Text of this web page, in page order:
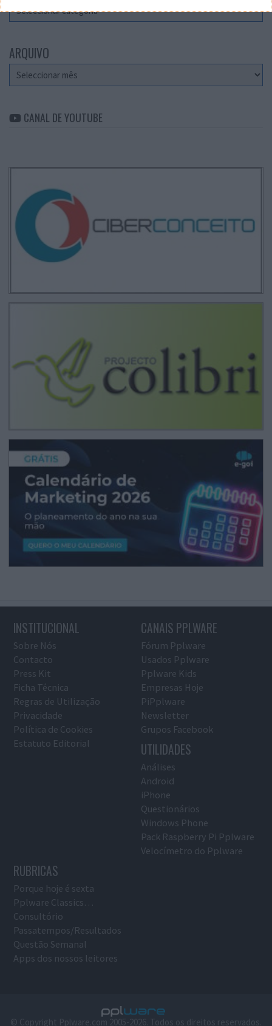
ARQUIVO
Arquivo
CANAL DE YOUTUBE
INSTITUCIONAL
Sobre Nós
Contacto
Press Kit
Ficha Técnica
Regras de Utilização
Privacidade
Política de Cookies
Estatuto Editorial
CANAIS PPLWARE
Fórum Pplware
Usados Pplware
Pplware Kids
Empresas Hoje
PiPplware
Newsletter
Grupos Facebook
UTILIDADES
Análises
Android
iPhone
Questionários
Windows Phone
Pack Raspberry Pi Pplware
Velocímetro do Pplware
RUBRICAS
Porque hoje é sexta
Pplware Classics…
Consultório
Passatempos/Resultados
Questão Semanal
Apps dos nossos leitores
© Copyright Pplware.com 2005-2026. Todos os direitos reservados.